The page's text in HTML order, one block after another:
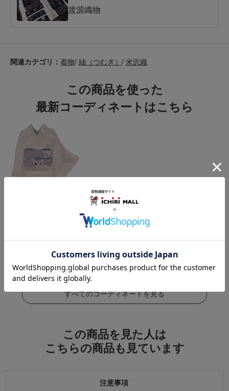
渡源織物
関連カテゴリ： 着物/ 紬（つむぎ） / 米沢織
この商品を使った
最新コーディネートはこちら
この商品をコーデする
すべてのコーディネートを見る
この商品を見た人は
こちらの商品も見ています
注意事項